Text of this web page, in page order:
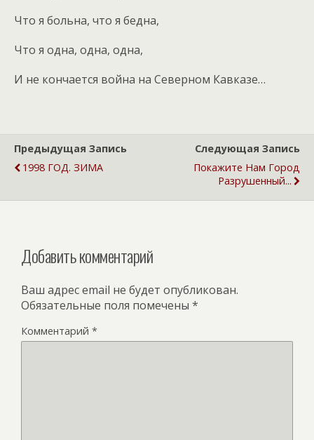
Что я больна, что я бедна,
Что я одна, одна, одна,
И не кончается война на Северном Кавказе…
Предыдущая Запись
1998 ГОД. ЗИМА
Следующая Запись
Покажите Нам Город
Разрушенный...
Добавить комментарий
Ваш адрес email не будет опубликован.
Обязательные поля помечены *
Комментарий *